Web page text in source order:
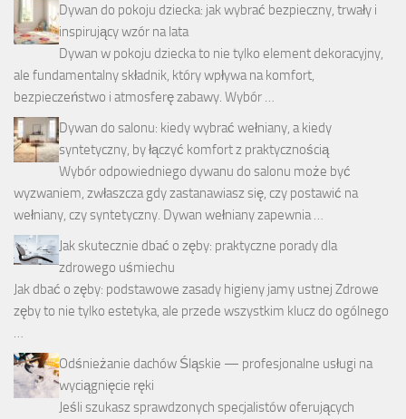
Dywan do pokoju dziecka: jak wybrać bezpieczny, trwały i
inspirujący wzór na lata
Dywan w pokoju dziecka to nie tylko element dekoracyjny,
ale fundamentalny składnik, który wpływa na komfort,
bezpieczeństwo i atmosferę zabawy. Wybór …
Dywan do salonu: kiedy wybrać wełniany, a kiedy
syntetyczny, by łączyć komfort z praktycznością
Wybór odpowiedniego dywanu do salonu może być
wyzwaniem, zwłaszcza gdy zastanawiasz się, czy postawić na
wełniany, czy syntetyczny. Dywan wełniany zapewnia …
Jak skutecznie dbać o zęby: praktyczne porady dla
zdrowego uśmiechu
Jak dbać o zęby: podstawowe zasady higieny jamy ustnej Zdrowe
zęby to nie tylko estetyka, ale przede wszystkim klucz do ogólnego
…
Odśnieżanie dachów Śląskie — profesjonalne usługi na
wyciągnięcie ręki
Jeśli szukasz sprawdzonych specjalistów oferujących